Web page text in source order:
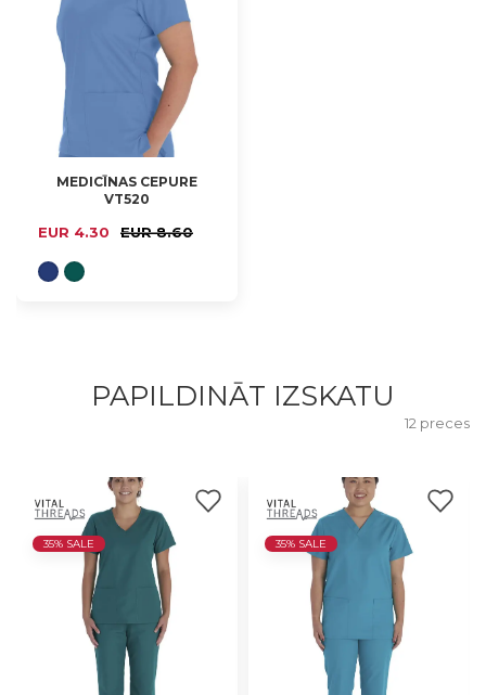
MEDICĪNAS CEPURE
VT520
EUR 4.30 EUR 8.60
PAPILDINĀT IZSKATU
12 preces
35% SALE 35% SALE